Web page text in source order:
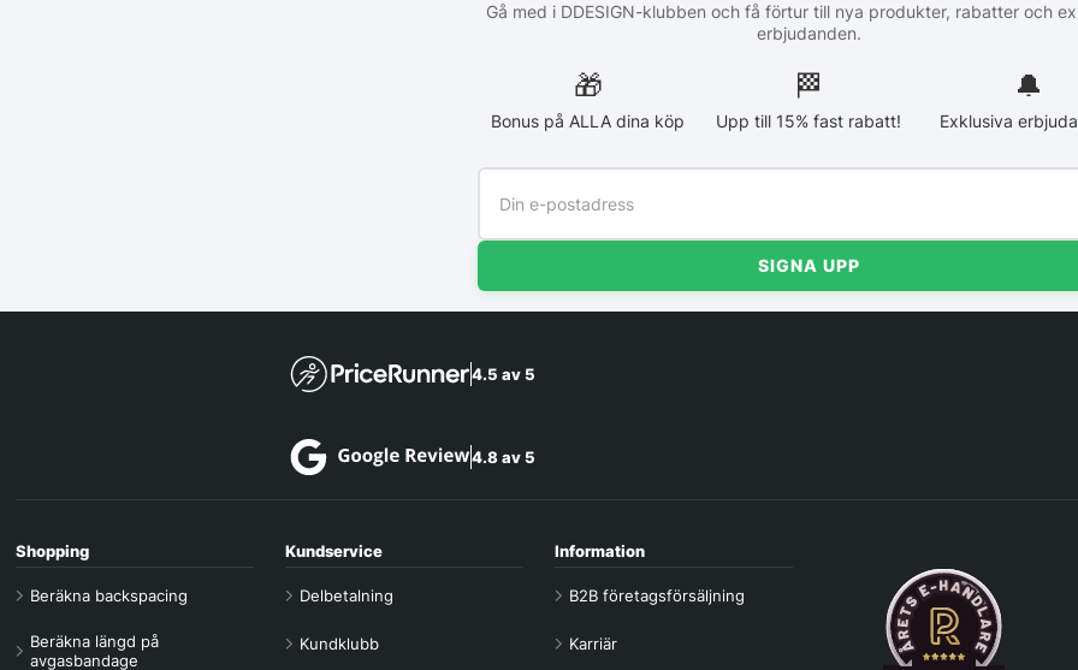
Gå med i DDESIGN-klubben och få förtur till nya produkter, rabatter och
erbjudanden.
🎁
Bonus på ALLA dina köp
🏁︎
Upp till 15% fast rabatt!
🔔
Exklusiva
SIGNA UPP
4.5 av 5
4.8 av 5
Shopping
Beräkna backspacing
Beräkna längd på
avgasbandage
Kundservice
Delbetalning
Kundklubb
Information
B2B företagsförsäljning
Karriär